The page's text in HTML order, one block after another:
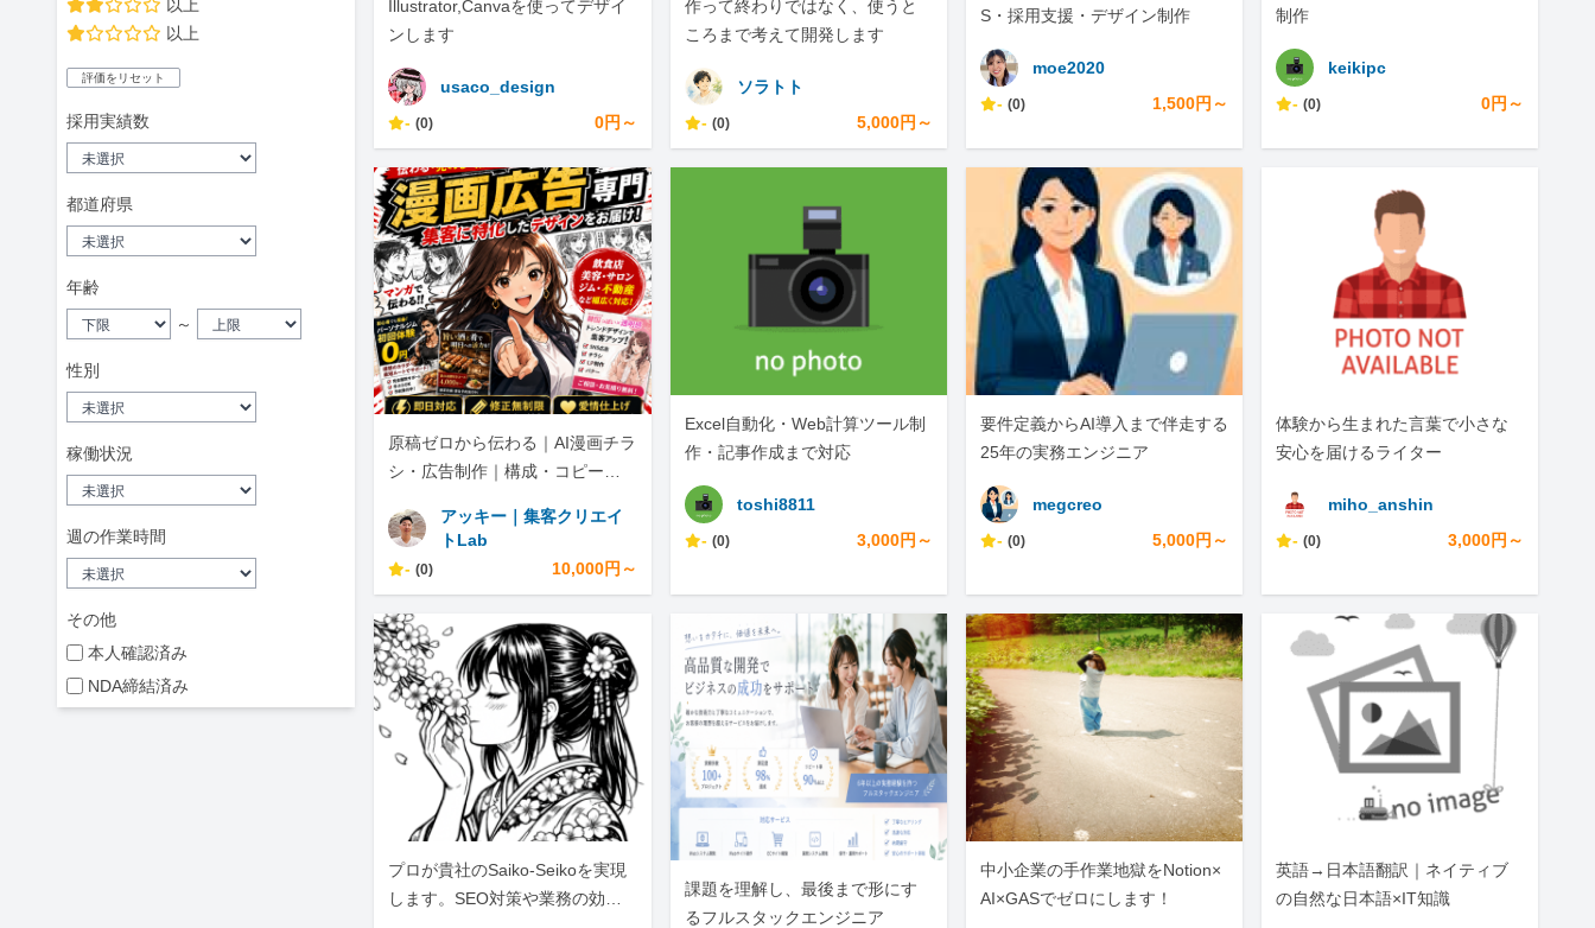
以上
以上
評価をリセット
採用実績数
都道府県
年齢
～
性別
稼働状況
週の作業時間
その他
本人確認済み
NDA締結済み
Illustrator,Canvaを使ってデザイ
ンします
usaco_design
- (0) 0円～
作って終わりではなく、使うと
ころまで考えて開発します
ソラトト
- (0) 5,000円～
S・採用支援・デザイン制作
moe2020
- (0) 1,500円～
制作
keikipc
- (0) 0円～
原稿ゼロから伝わる｜AI漫画チラ
シ・広告制作｜構成・コピー・S
アッキー｜集客クリエイ
トLab
- (0) 10,000円～
Excel自動化・Web計算ツール制
作・記事作成まで対応
toshi8811
- (0) 3,000円～
要件定義からAI導入まで伴走する
25年の実務エンジニア
megcreo
- (0) 5,000円～
体験から生まれた言葉で小さな
安心を届けるライター
miho_anshin
- (0) 3,000円～
プロが貴社のSaiko-Seikoを実現
します。SEO対策や業務の効率
課題を理解し、最後まで形にす
るフルスタックエンジニア
中小企業の手作業地獄をNotion×
AI×GASでゼロにします！
英語→日本語翻訳｜ネイティブ
の自然な日本語×IT知識